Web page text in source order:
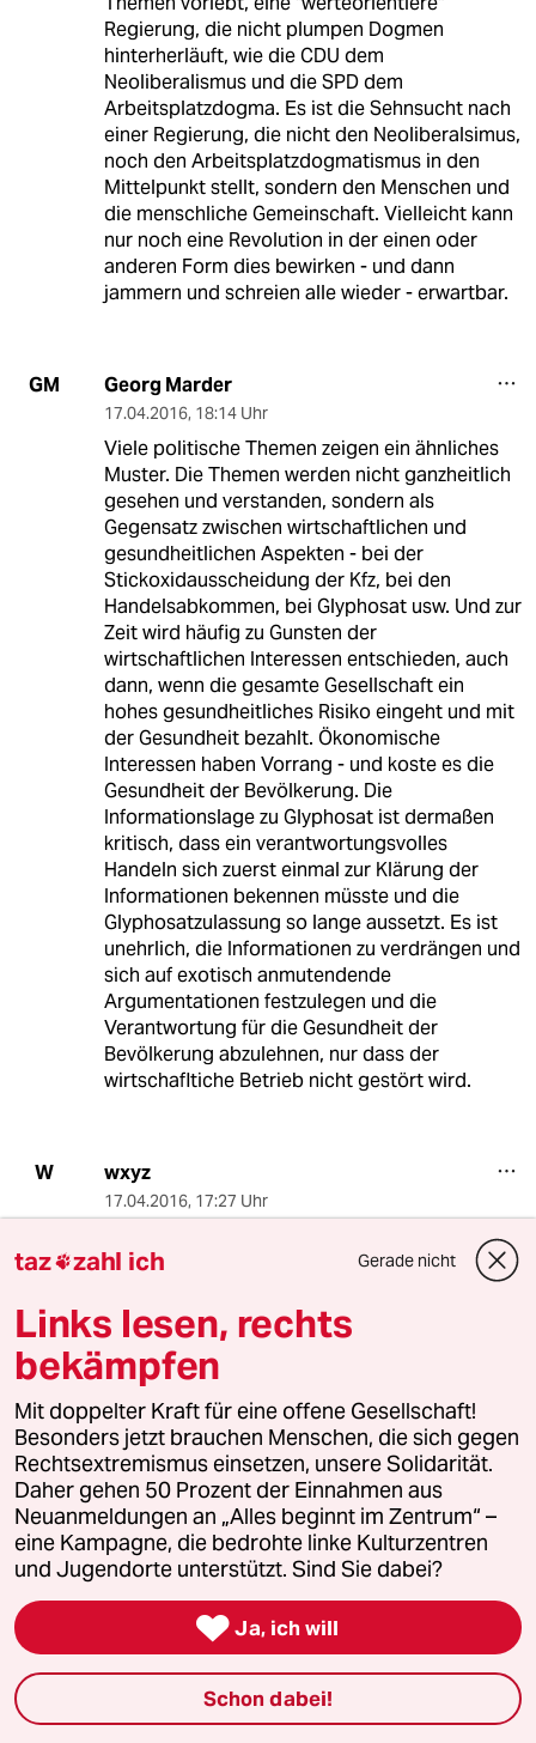
Regierung, die nicht plumpen Dogmen
hinterherläuft, wie die CDU dem
Neoliberalismus und die SPD dem
Arbeitsplatzdogma. Es ist die Sehnsucht nach
einer Regierung, die nicht den Neoliberalsimus,
noch den Arbeitsplatzdogmatismus in den
Mittelpunkt stellt, sondern den Menschen und
die menschliche Gemeinschaft. Vielleicht kann
nur noch eine Revolution in der einen oder
anderen Form dies bewirken - und dann
jammern und schreien alle wieder - erwartbar.
GM Georg Marder
17.04.2016, 18:14 Uhr
Viele politische Themen zeigen ein ähnliches
Muster. Die Themen werden nicht ganzheitlich
gesehen und verstanden, sondern als
Gegensatz zwischen wirtschaftlichen und
gesundheitlichen Aspekten - bei der
Stickoxidausscheidung der Kfz, bei den
Handelsabkommen, bei Glyphosat usw. Und zur
Zeit wird häufig zu Gunsten der
wirtschaftlichen Interessen entschieden, auch
dann, wenn die gesamte Gesellschaft ein
hohes gesundheitliches Risiko eingeht und mit
der Gesundheit bezahlt. Ökonomische
Interessen haben Vorrang - und koste es die
Gesundheit der Bevölkerung. Die
Informationslage zu Glyphosat ist dermaßen
kritisch, dass ein verantwortungsvolles
Handeln sich zuerst einmal zur Klärung der
Informationen bekennen müsste und die
Glyphosatzulassung so lange aussetzt. Es ist
unehrlich, die Informationen zu verdrängen und
sich auf exotisch anmutendende
Argumentationen festzulegen und die
Verantwortung für die Gesundheit der
Bevölkerung abzulehnen, nur dass der
wirtschafltiche Betrieb nicht gestört wird.
W wxyz
17.04.2016, 17:27 Uhr
vorzuliegen. Ein Gesundheitsminister versteht
Gesundheitswesens zu verteilen. Das besagt
aber noch lange nicht, daß er etwas von
Gesundheit versteht oder Interesse an der
Volksgesundheit hat. Die Habgier der
Lobbyisten verhindert so etwas bereits im
Vorweg.
meistkommentiert
1 Krise der Demokratie
AfD-Wählen als Triebabfuhr
taz zahl ich Gerade nicht
Links lesen, rechts
bekämpfen
Mit doppelter Kraft für eine offene Gesellschaft!
Besonders jetzt brauchen Menschen, die sich gegen
Rechtsextremismus einsetzen, unsere Solidarität.
Daher gehen 50 Prozent der Einnahmen aus
Neuanmeldungen an „Alles beginnt im Zentrum“ –
eine Kampagne, die bedrohte linke Kulturzentren
und Jugendorte unterstützt. Sind Sie dabei?
 Ja, ich will
Schon dabei!